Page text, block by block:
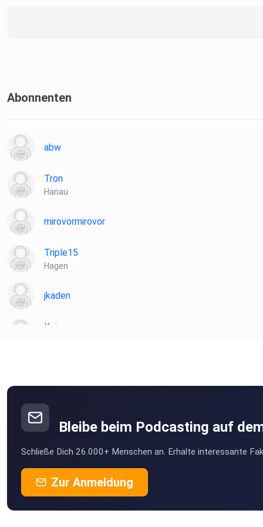
Abonnenten
abw
Tron
Hanau
mirovormirovor
Triple15
Hagen
jkaden
Koiser
Slowguitar
Euskirchen
Rosengarten
Steineroth
Bleibe beim Podcasting auf
Schließe Dich 26.000+ Menschen an. Erhalte interessante
Zur Anmeldung